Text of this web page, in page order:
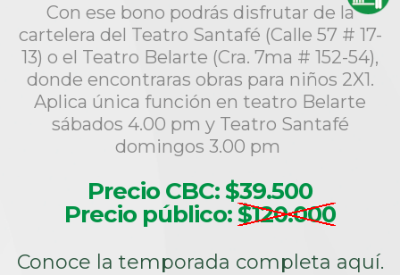
Con ese bono podrás disfrutar de la
cartelera del Teatro Santafé (Calle 57 # 17-
13) o el Teatro Belarte (Cra. 7ma # 152-54),
donde encontraras obras para niños 2X1.
Aplica única función en teatro Belarte
sábados 4.00 pm y Teatro Santafé
domingos 3.00 pm
Precio CBC: $39.500
Precio público:$120.000
Conoce la temporada completa aquí.